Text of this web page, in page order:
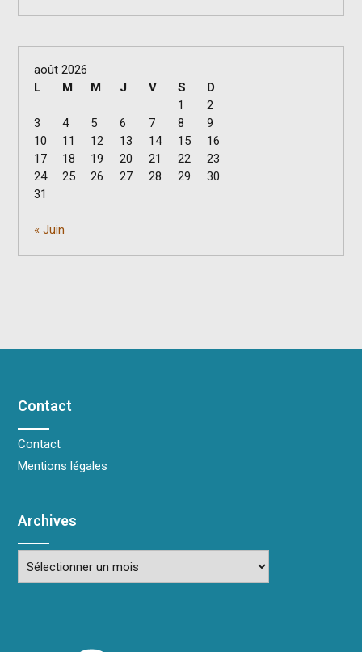
août 2026
L
M M J V S
D
1
2
3
4 5 6 7 8
9
10
11 12 13 14 15
16
17
18 19 20 21 22
23
24
25 26 27 28 29
30
31
« Juin
Contact
Contact
Mentions légales
Archives